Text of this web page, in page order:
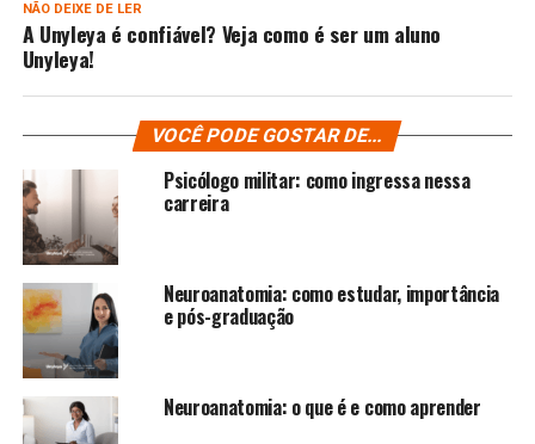
NÃO DEIXE DE LER
A Unyleya é confiável? Veja como é ser um aluno
Unyleya!
VOCÊ PODE GOSTAR DE...
Psicólogo militar: como ingressa nessa
carreira
Neuroanatomia: como estudar, importância
e pós-graduação
Neuroanatomia: o que é e como aprender